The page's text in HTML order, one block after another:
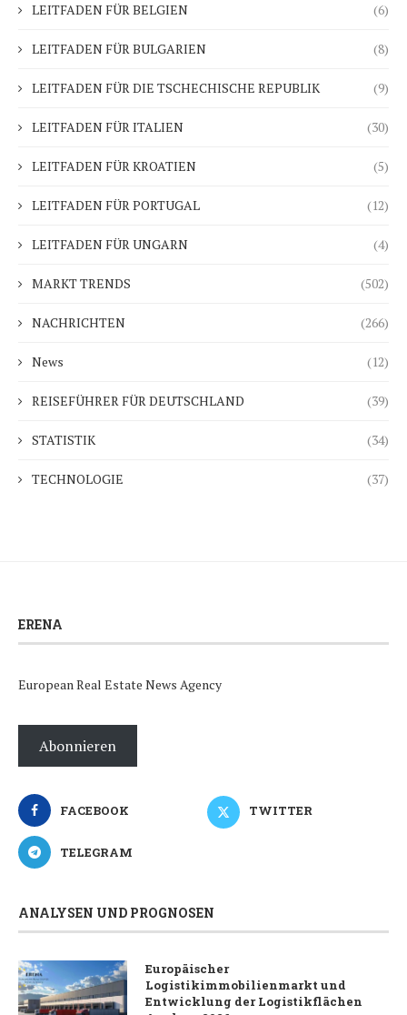
LEITFADEN FÜR BELGIEN (6)
LEITFADEN FÜR BULGARIEN (8)
LEITFADEN FÜR DIE TSCHECHISCHE REPUBLIK (9)
LEITFADEN FÜR ITALIEN (30)
LEITFADEN FÜR KROATIEN (5)
LEITFADEN FÜR PORTUGAL (12)
LEITFADEN FÜR UNGARN (4)
MARKT TRENDS (502)
NACHRICHTEN (266)
News (12)
REISEFÜHRER FÜR DEUTSCHLAND (39)
STATISTIK (34)
TECHNOLOGIE (37)
ERENA
European Real Estate News Agency
Abonnieren
FACEBOOK TWITTER
TELEGRAM
ANALYSEN UND PROGNOSEN
Europäischer
Logistikimmobilienmarkt und
Entwicklung der Logistikflächen